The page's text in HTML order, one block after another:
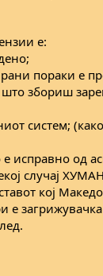
е:
пораки е
збориш
систем;
од
случај
кој
е